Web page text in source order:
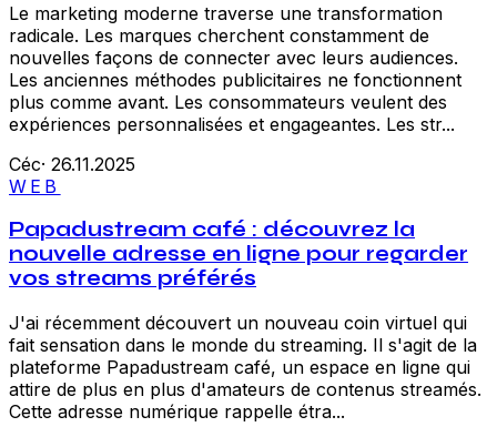
Le marketing moderne traverse une transformation
radicale. Les marques cherchent constamment de
nouvelles façons de connecter avec leurs audiences.
Les anciennes méthodes publicitaires ne fonctionnent
plus comme avant. Les consommateurs veulent des
expériences personnalisées et engageantes. Les str...
Céc· 26.11.2025
WEB
Papadustream café : découvrez la
nouvelle adresse en ligne pour regarder
vos streams préférés
J'ai récemment découvert un nouveau coin virtuel qui
fait sensation dans le monde du streaming. Il s'agit de la
plateforme Papadustream café, un espace en ligne qui
attire de plus en plus d'amateurs de contenus streamés.
Cette adresse numérique rappelle étra...